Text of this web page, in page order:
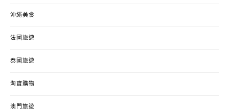
沖繩美食
法國旅遊
泰國旅遊
淘寶購物
澳門旅遊